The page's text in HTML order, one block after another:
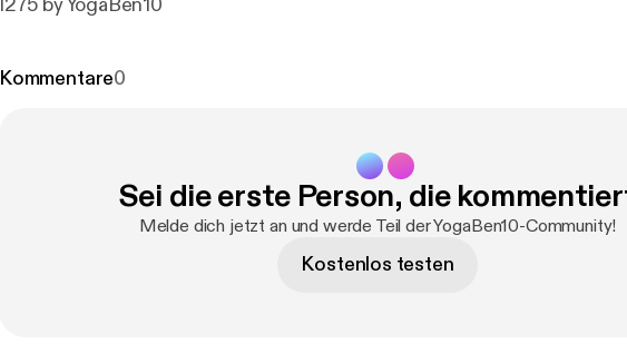
Kommentare0
Sei die erste Person, die
Melde dich jetzt an und werde Teil der YogaBen10-Community!
Kostenlos testen